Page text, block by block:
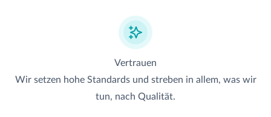
Vertrauen
Wir setzen hohe Standards und streben in allem, was wir
tun, nach Qualität.